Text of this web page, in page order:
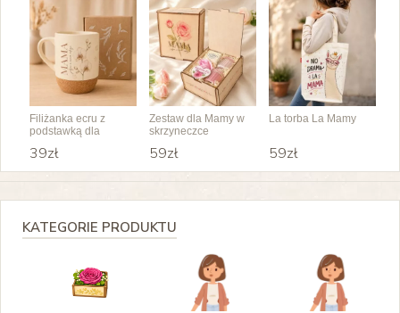
Filiżanka ecru z
podstawką dla
39zł
Zestaw dla Mamy w
skrzyneczce
59zł
La torba La Mamy
59zł
KATEGORIE PRODUKTU